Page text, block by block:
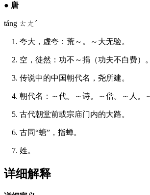
● 唐
táng ㄊㄤˊ
1. 夸大，虚夸：荒～。～大无验。
2. 空，徒然：功不～捐（功夫不白费）。
3. 传说中的中国朝代名，尧所建。
4. 朝代名：～代。～诗。～僧。～人。
5. 古代朝堂前或宗庙门内的大路。
6. 古同“螗”，指蝉。
7. 姓。
详细解释